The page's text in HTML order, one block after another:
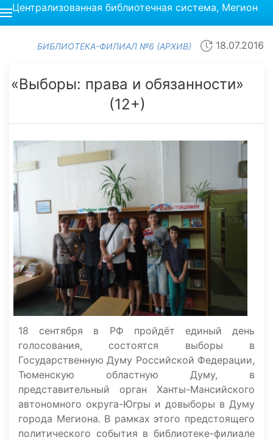
Централизованная библиотечная система, Мегион
БИБЛИОТЕКА-ФИЛИАЛ №6 (АРХИВ) 18.07.2016
«Выборы: права и обязанности»
(12+)
18 сентября в РФ пройдёт единый день
голосования, состоятся выборы в
Государственную Думу Российской Федерации,
Тюменскую областную Думу, в
представительный орган Ханты-Мансийского
автономного округа-Югры и довыборы в Думу
города Мегиона. В рамках этого предстоящего
политического события в библиотеке-филиале